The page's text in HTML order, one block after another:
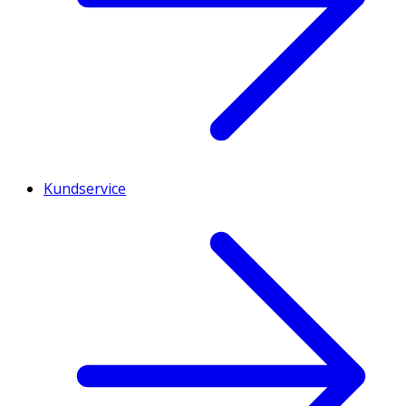
Kundservice